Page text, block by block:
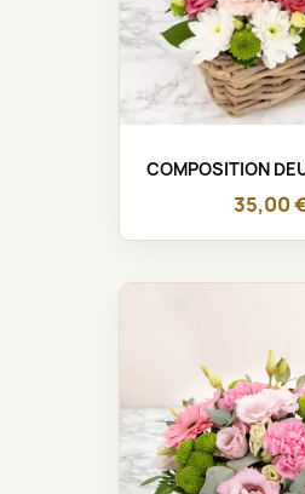
COMPOSITION
35,00